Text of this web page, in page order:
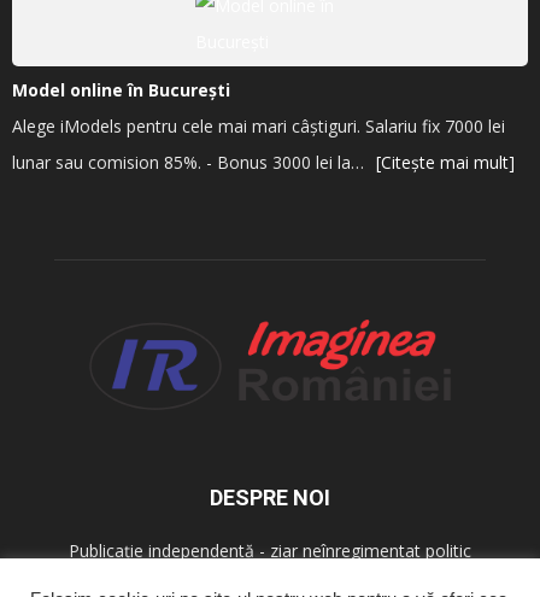
Model online în București
Alege iModels pentru cele mai mari câștiguri. Salariu fix 7000 lei
lunar sau comision 85%. - Bonus 3000 lei la… [Citește mai mult]
DESPRE NOI
Publicație independentă - ziar neînregimentat politic